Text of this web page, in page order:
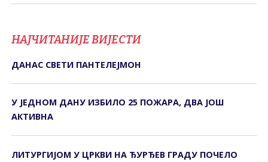
НАЈЧИТАНИЈЕ ВИЈЕСТИ
ДАНАС СВЕTИ ПАНTЕЛЕЈМОН
У ЈЕДНОМ ДАНУ ИЗБИЛО 25 ПОЖАРА, ДВА ЈОШ
АКТИВНА
ЛИТУРГИЈОМ У ЦРКВИ НА ЂУРЂЕВ ГРАДУ ПОЧЕЛО